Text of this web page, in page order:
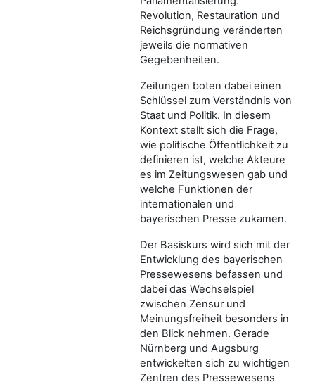
Revolution, Restauration und
Reichsgründung veränderten
jeweils die normativen
Gegebenheiten.
Zeitungen boten dabei einen
Schlüssel zum Verständnis von
Staat und Politik. In diesem
Kontext stellt sich die Frage,
wie politische Öffentlichkeit zu
definieren ist, welche Akteure
es im Zeitungswesen gab und
welche Funktionen der
internationalen und
bayerischen Presse zukamen.
Der Basiskurs wird sich mit der
Entwicklung des bayerischen
Pressewesens befassen und
dabei das Wechselspiel
zwischen Zensur und
Meinungsfreiheit besonders in
den Blick nehmen. Gerade
Nürnberg und Augsburg
entwickelten sich zu wichtigen
Zentren des Pressewesens